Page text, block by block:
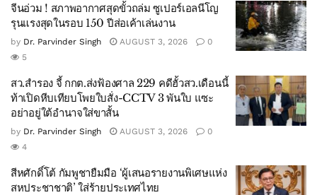
จีนอ่วม ! สภาพอากาศสุดขั้วถล่ม ซูเปอร์เอลนีโญ
รุนแรงสุดในรอบ 150 ปีส่อเค้าเล่นงาน
by Dr. Parvinder Singh AUGUST 3, 2026
0
5
สว.สำรอง จี้ กกต.ส่งฟ้องศาล 229 คดีฮั้วสว.เดือนนี้
ท้าเปิดหีบเทียบโพยใบสั่ง-CCTV 3 พันใบ แซะ
อย่าอยู่ใต้อำนาจใส่ขาสั้น
by Dr. Parvinder Singh AUGUST 3, 2026
0
4
สีหศักดิ์โต้ กัมพูชายืมมือ ‘ผู้เสนอรายงานพิเศษแห่ง
สหประชาชาติ’ ใส่ร้ายประเทศไทย